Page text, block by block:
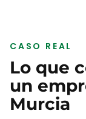
CASO REAL
Lo que
un
Murcia